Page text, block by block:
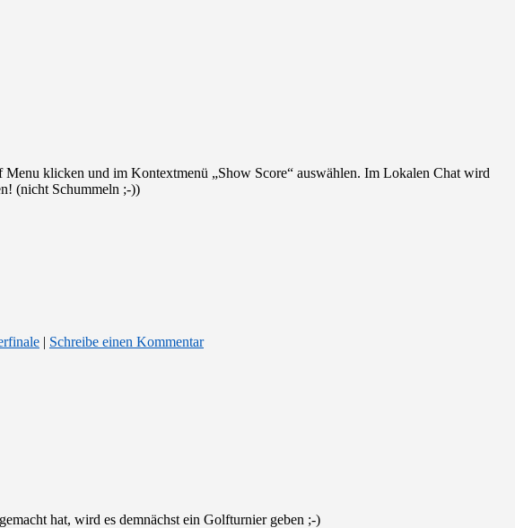
klicken und im Kontextmenü „Show Score“ auswählen. Im Lokalen Chat wird
(nicht Schummeln ;-))
| Schreibe einen Kommentar
hat, wird es demnächst ein Golfturnier geben ;-)